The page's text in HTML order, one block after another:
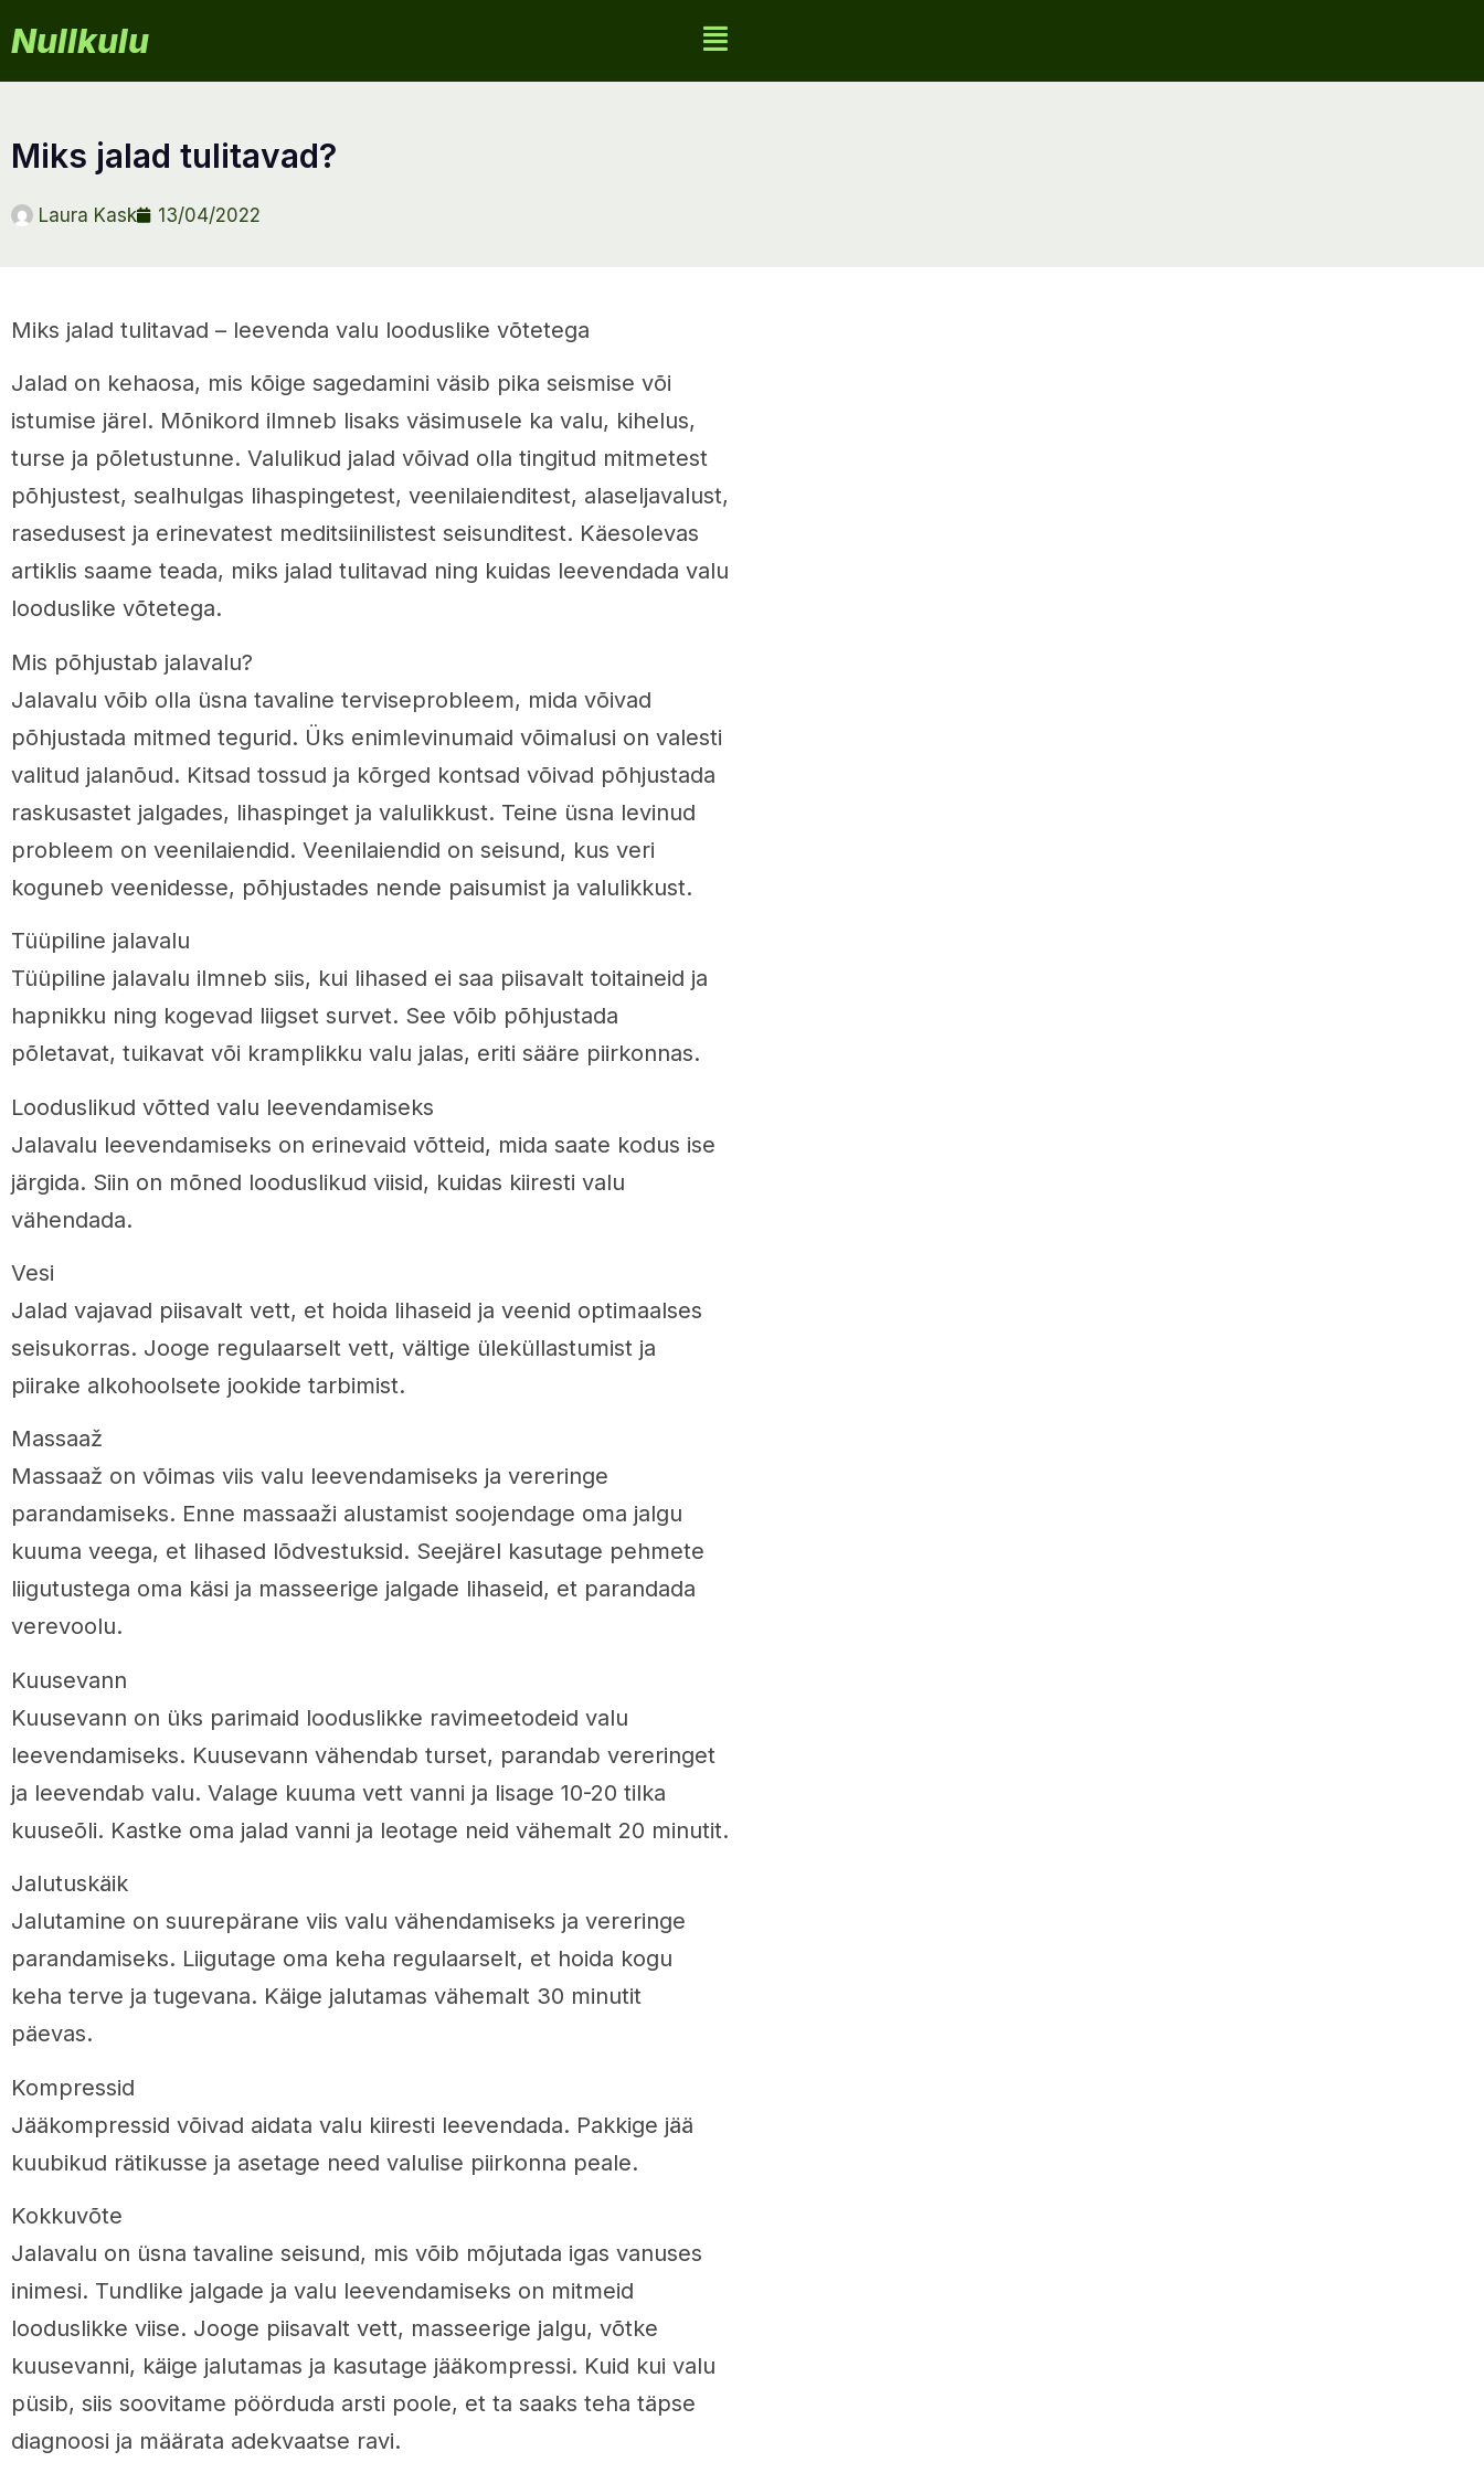
Nullkulu
miks jalad tulitavad?
Laura Kask 13/04/2022
Miks jalad tulitavad – leevenda valu looduslike võtetega
Jalad on kehaosa, mis kõige sagedamini väsib pika seismise või
istumise järel. Mõnikord ilmneb lisaks väsimusele ka valu, kihelus,
turse ja põletustunne. Valulikud jalad võivad olla tingitud mitmetest
põhjustest, sealhulgas lihaspingetest, veenilaienditest, alaseljavalust,
rasedusest ja erinevatest meditsiinilistest seisunditest. Käesolevas
artiklis saame teada, miks jalad tulitavad ning kuidas leevendada valu
looduslike võtetega.
Mis põhjustab jalavalu?
Jalavalu võib olla üsna tavaline terviseprobleem, mida võivad
põhjustada mitmed tegurid. Üks enimlevinumaid võimalusi on valesti
valitud jalanõud. Kitsad tossud ja kõrged kontsad võivad põhjustada
raskusastet jalgades, lihaspinget ja valulikkust. Teine üsna levinud
probleem on veenilaiendid. Veenilaiendid on seisund, kus veri
koguneb veenidesse, põhjustades nende paisumist ja valulikkust.
Tüüpiline jalavalu
Tüüpiline jalavalu ilmneb siis, kui lihased ei saa piisavalt toitaineid ja
hapnikku ning kogevad liigset survet. See võib põhjustada
põletavat, tuikavat või kramplikku valu jalas, eriti sääre piirkonnas.
Looduslikud võtted valu leevendamiseks
Jalavalu leevendamiseks on erinevaid võtteid, mida saate kodus ise
järgida. Siin on mõned looduslikud viisid, kuidas kiiresti valu
vähendada.
Vesi
Jalad vajavad piisavalt vett, et hoida lihaseid ja veenid optimaalses
seisukorras. Jooge regulaarselt vett, vältige üleküllastumist ja
piirake alkohoolsete jookide tarbimist.
Massaaž
Massaaž on võimas viis valu leevendamiseks ja vereringe
parandamiseks. Enne massaaži alustamist soojendage oma jalgu
kuuma veega, et lihased lõdvestuksid. Seejärel kasutage pehmete
liigutustega oma käsi ja masseerige jalgade lihaseid, et parandada
verevoolu.
Kuusevann
Kuusevann on üks parimaid looduslikke ravimeetodeid valu
leevendamiseks. Kuusevann vähendab turset, parandab vereringet
ja leevendab valu. Valage kuuma vett vanni ja lisage 10-20 tilka
kuuseõli. Kastke oma jalad vanni ja leotage neid vähemalt 20 minutit.
Jalutuskäik
Jalutamine on suurepärane viis valu vähendamiseks ja vereringe
parandamiseks. Liigutage oma keha regulaarselt, et hoida kogu
keha terve ja tugevana. Käige jalutamas vähemalt 30 minutit
päevas.
Kompressid
Jääkompressid võivad aidata valu kiiresti leevendada. Pakkige jää
kuubikud rätikusse ja asetage need valulise piirkonna peale.
Kokkuvõte
Jalavalu on üsna tavaline seisund, mis võib mõjutada igas vanuses
inimesi. Tundlike jalgade ja valu leevendamiseks on mitmeid
looduslikke viise. Jooge piisavalt vett, masseerige jalgu, võtke
kuusevanni, käige jalutamas ja kasutage jääkompressi. Kuid kui valu
püsib, siis soovitame pöörduda arsti poole, et ta saaks teha täpse
diagnoosi ja määrata adekvaatse ravi.